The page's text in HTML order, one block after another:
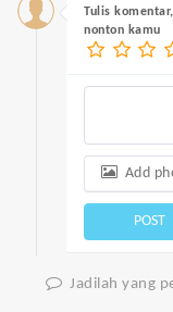
Tulis
nonton kamu
Add
POST
Jadilah yang